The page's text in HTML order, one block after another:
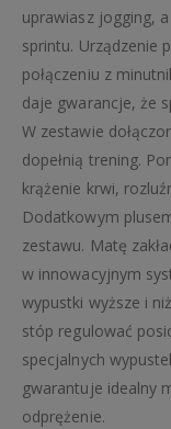
uprawiasz jogging,
sprintu. Urządzenie
połączeniu z
daje gwarancje, że
W zestawie
dopełnią trening.
krążenie krwi,
Dodatkowym
zestawu. Matę
w innowacyjnym
wypustki wyższe i
stóp regulować
specjalnych
gwarantuje idealny
odprężenie.